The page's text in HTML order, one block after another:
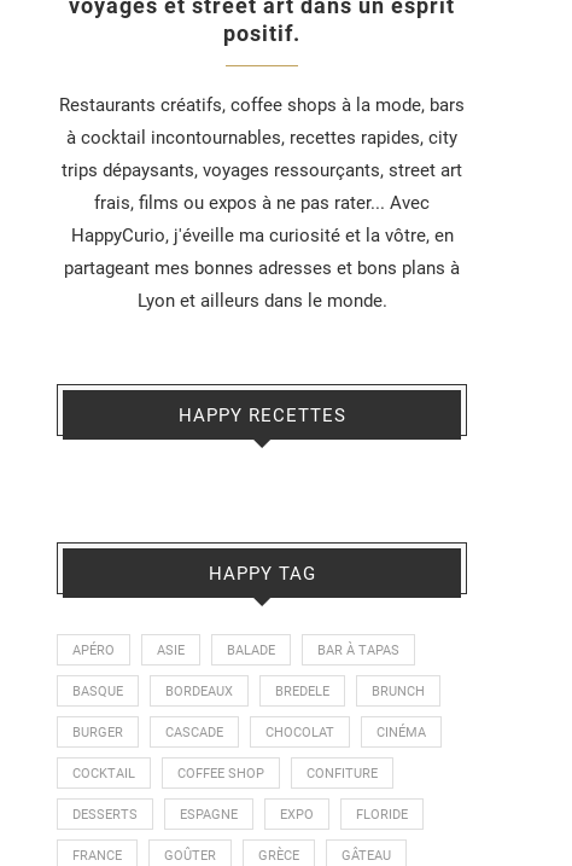
voyages et street art dans un esprit
positif.
Restaurants créatifs, coffee shops à la mode, bars
à cocktail incontournables, recettes rapides, city
trips dépaysants, voyages ressourçants, street art
frais, films ou expos à ne pas rater... Avec
HappyCurio, j'éveille ma curiosité et la vôtre, en
partageant mes bonnes adresses et bons plans à
Lyon et ailleurs dans le monde.
HAPPY RECETTES
HAPPY TAG
APÉRO ASIE BALADE BAR À TAPAS
BASQUE BORDEAUX BREDELE BRUNCH
BURGER CASCADE CHOCOLAT CINÉMA
COCKTAIL COFFEE SHOP CONFITURE
DESSERTS ESPAGNE EXPO FLORIDE
FRANCE GOÛTER GRÈCE GÂTEAU